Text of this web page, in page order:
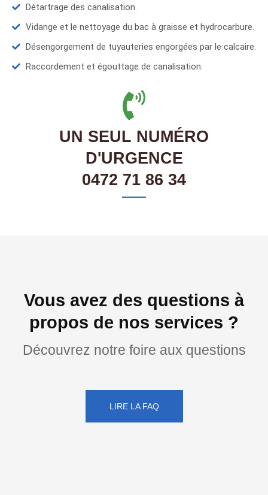
Détartrage des canalisation.
Vidange et le nettoyage du bac à graisse et hydrocarbure.
Désengorgement de tuyauteries engorgées par le calcaire.
Raccordement et égouttage de canalisation.
UN SEUL NUMÉRO
D'URGENCE
0472 71 86 34
Vous avez des questions à
propos de nos services ?
Découvrez notre foire aux questions
LIRE LA FAQ